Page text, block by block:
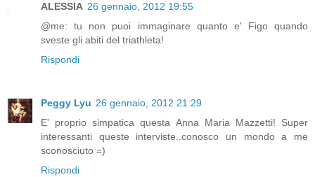
ALESSIA 26 gennaio, 2012 19:55
@me: tu non puoi immaginare quanto e' Figo quando
sveste gli abiti del triathleta!
Rispondi
Peggy Lyu 26 gennaio, 2012 21:29
E' proprio simpatica questa Anna Maria Mazzetti! Super
interessanti queste interviste..conosco un mondo a me
sconosciuto =)
Rispondi